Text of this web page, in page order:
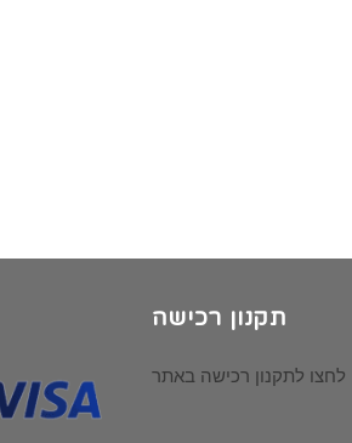
תקנון רכישה
לחצו לתקנון רכישה באתר